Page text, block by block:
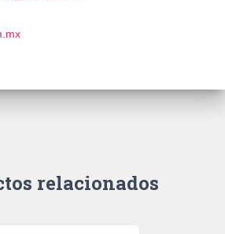
relacionados